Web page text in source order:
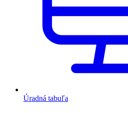
Úradná tabuľa